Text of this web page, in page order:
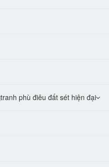
tranh phù điêu đất sét hiện đại